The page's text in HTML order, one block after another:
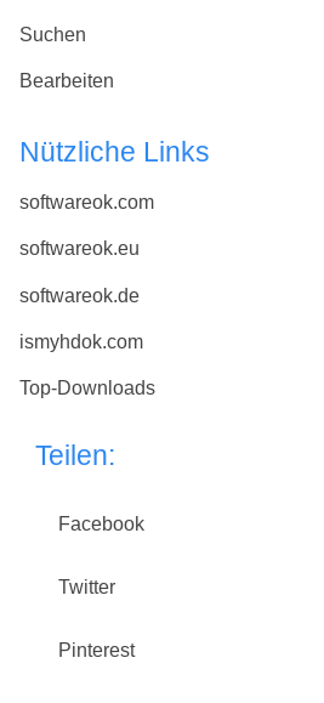
Suchen
Bearbeiten
Nützliche Links
softwareok.com
softwareok.eu
softwareok.de
ismyhdok.com
Top-Downloads
Teilen:
Facebook
Twitter
Pinterest